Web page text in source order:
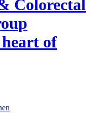
Colorectal
of